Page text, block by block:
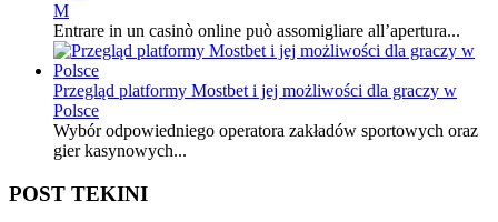
M
Entrare in un casinò online può assomigliare all’apertura...
Przegląd platformy Mostbet i jej możliwości dla graczy w
Polsce
Wybór odpowiedniego operatora zakładów sportowych oraz
gier kasynowych...
POST TEKINI